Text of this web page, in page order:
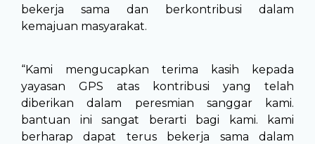
bekerja sama dan berkontribusi dalam
kemajuan masyarakat.
“Kami mengucapkan terima kasih kepada
yayasan GPS atas kontribusi yang telah
diberikan dalam peresmian sanggar kami.
bantuan ini sangat berarti bagi kami. kami
berharap dapat terus bekerja sama dalam